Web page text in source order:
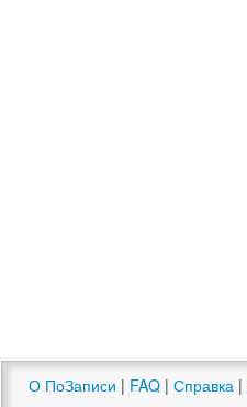
О ПоЗаписи | FAQ | Справка |